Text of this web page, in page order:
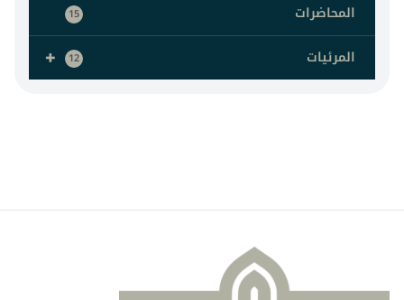
المحاضرات 15
+ المرئيات 12